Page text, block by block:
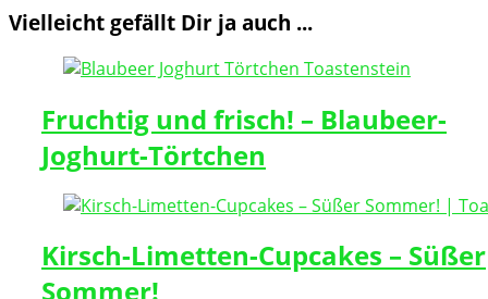
Vielleicht gefällt Dir ja auch ...
Fruchtig und frisch! – Blaubeer-
Joghurt-Törtchen
Kirsch-Limetten-Cupcakes – Süßer
Sommer!